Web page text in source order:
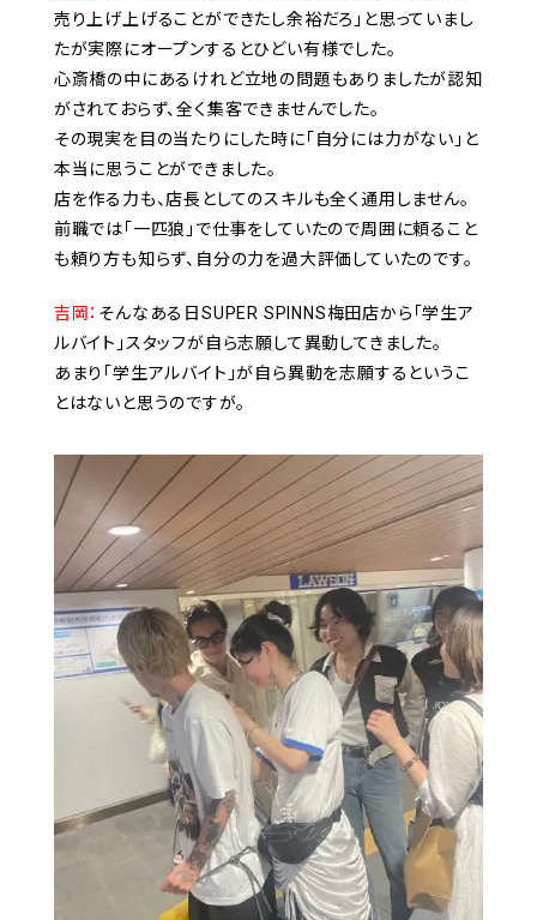
売り上げ上げることができたし余裕だろ」と思っていまし
たが実際にオープンするとひどい有様でした。
心斎橋の中にあるけれど立地の問題もありましたが認知
がされておらず、全く集客できませんでした。
その現実を目の当たりにした時に「自分には力がない」と
本当に思うことができました。
店を作る力も、店長としてのスキルも全く通用しません。
前職では「一匹狼」で仕事をしていたので周囲に頼ること
も頼り方も知らず、自分の力を過大評価していたのです。
吉岡： そんなある日SUPER SPINNS梅田店から「学生ア
ルバイト」スタッフが自ら志願して異動してきました。
あまり「学生アルバイト」が自ら異動を志願するというこ
とはないと思うのですが。